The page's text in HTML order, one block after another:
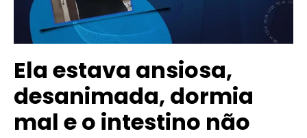
Ela estava ansiosa,
desanimada, dormia
mal e o intestino não